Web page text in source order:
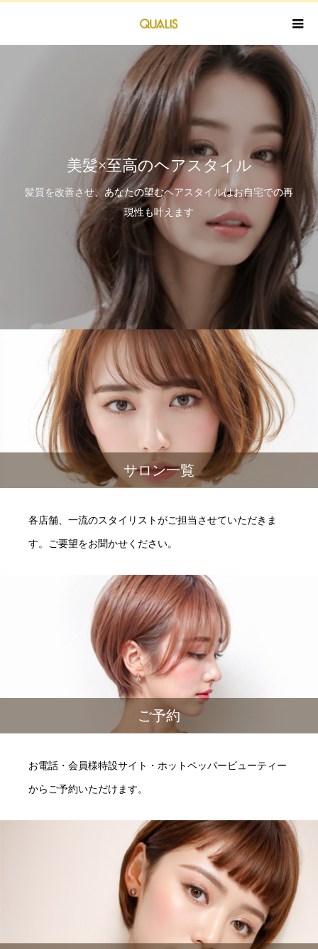
サロン一覧
各店舗、一流のスタイリストがご担当させていただきま
す。ご要望をお聞かせください。
ご予約
お電話・会員様特設サイト・ホットペッパービューティー
からご予約いただけます。